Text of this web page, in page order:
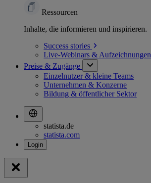
Ressourcen
Inhalte, die informieren und inspirieren.
Success stories
Live-Webinars & Aufzeichnungen
Preise & Zugänge
Einzelnutzer & kleine Teams
Unternehmen & Konzerne
Bildung & öffentlicher Sektor
statista.de
statista.com